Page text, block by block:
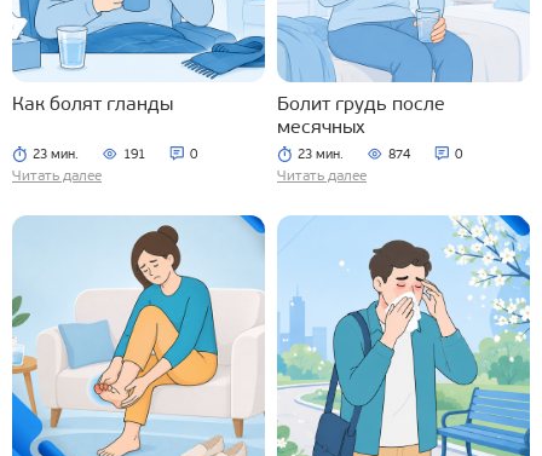
Как болят гланды
23 мин. 191 0
Читать далее
Болит грудь после
месячных
23 мин. 874 0
Читать далее